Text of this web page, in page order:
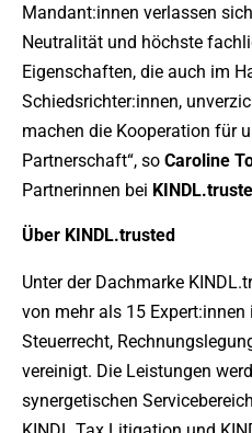
Mandant:innen verlassen
Neutralität und höchste
Eigenschaften, die auch im
Schiedsrichter:innen,
machen die Kooperation für
Partnerschaft“, so Caroline
Partnerinnen bei
Über KINDL.trusted
Unter der Dachmarke
von mehr als 15
Steuerrecht,
vereinigt. Die Leistungen
synergetischen